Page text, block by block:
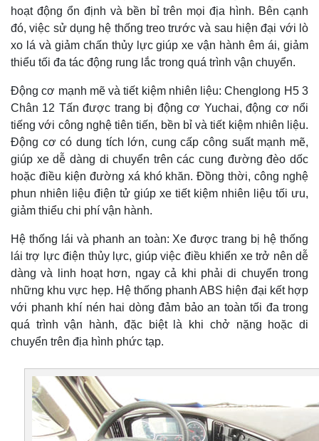
hoạt động ổn định và bền bỉ trên mọi địa hình. Bên cạnh
đó, việc sử dụng hệ thống treo trước và sau hiện đại với lò
xo lá và giảm chấn thủy lực giúp xe vận hành êm ái, giảm
thiểu tối đa tác động rung lắc trong quá trình vận chuyển.
Động cơ mạnh mẽ và tiết kiệm nhiên liệu: Chenglong H5 3
Chân 12 Tấn được trang bị động cơ Yuchai, động cơ nổi
tiếng với công nghệ tiên tiến, bền bỉ và tiết kiệm nhiên liệu.
Động cơ có dung tích lớn, cung cấp công suất mạnh mẽ,
giúp xe dễ dàng di chuyển trên các cung đường đèo dốc
hoặc điều kiện đường xá khó khăn. Đồng thời, công nghệ
phun nhiên liệu điện tử giúp xe tiết kiệm nhiên liệu tối ưu,
giảm thiểu chi phí vận hành.
Hệ thống lái và phanh an toàn: Xe được trang bị hệ thống
lái trợ lực điện thủy lực, giúp việc điều khiển xe trở nên dễ
dàng và linh hoạt hơn, ngay cả khi phải di chuyển trong
những khu vực hẹp. Hệ thống phanh ABS hiện đại kết hợp
với phanh khí nén hai dòng đảm bảo an toàn tối đa trong
quá trình vận hành, đặc biệt là khi chở nặng hoặc di
chuyển trên địa hình phức tạp.